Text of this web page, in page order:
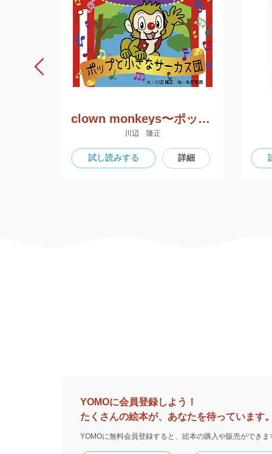
clown monkeys〜ポップと小さなサーカス団〜
川辺 隆正
試し読みする 詳細
YOMOに会員登録しよう！
たくさんの絵本が、あなたを待っています
YOMOに無料会員登録すると、 絵本の購入や販売ができま